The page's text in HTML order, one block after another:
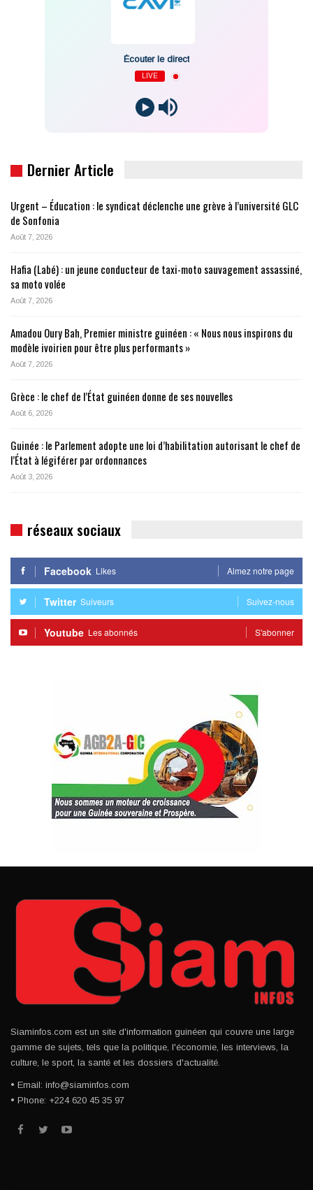
Écouter le direct
LIVE
Dernier Article
Urgent – Éducation : le syndicat déclenche une grève à l’université GLC
de Sonfonia
Août 7, 2026
Hafia (Labé) : un jeune conducteur de taxi-moto sauvagement assassiné,
sa moto volée
Août 7, 2026
Amadou Oury Bah, Premier ministre guinéen : « Nous nous inspirons du
modèle ivoirien pour être plus performants »
Août 7, 2026
Grèce : le chef de l’État guinéen donne de ses nouvelles
Août 6, 2026
Guinée : le Parlement adopte une loi d’habilitation autorisant le chef de
l’État à légiférer par ordonnances
Août 3, 2026
réseaux sociaux
Facebook Likes Aimez notre page
Twitter Suiveurs Suivez-nous
Youtube Les abonnés S'abonner
Siaminfos.com est un site d'information guinéen qui couvre une large
gamme de sujets, tels que la politique, l'économie, les interviews, la
culture, le sport, la santé et les dossiers d'actualité.
• Email: info@siaminfos.com
• Phone: +224 620 45 35 97